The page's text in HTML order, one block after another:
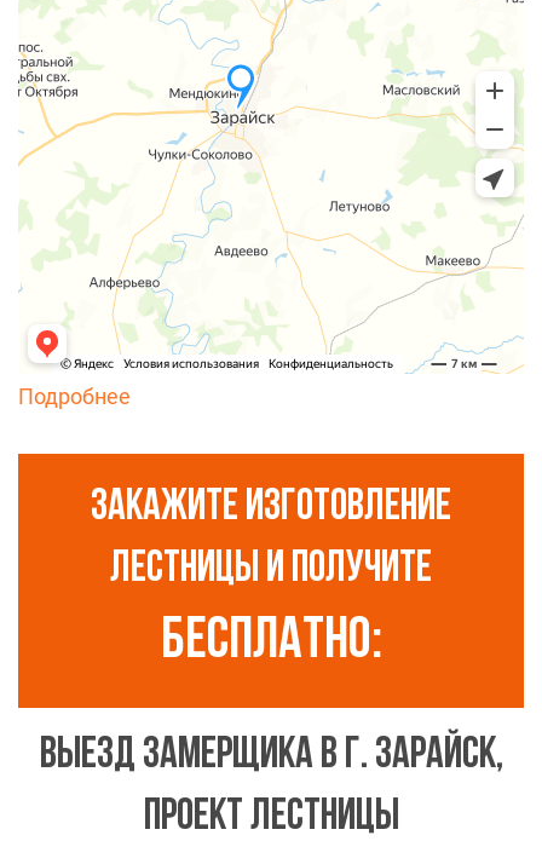
Подробнее
ЗАКАЖИТЕ ИЗГОТОВЛЕНИЕ
ЛЕСТНИЦЫ И ПОЛУЧИТЕ
Бесплатно:
ВЫЕЗД ЗАМЕРЩИКА В Г. ЗАРАЙСК,
ПРОЕКТ ЛЕСТНИЦЫ